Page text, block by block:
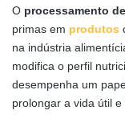
O processamento
primas em produtos
na indústria
modifica o perfil
desempenha um
prolongar a vida útil